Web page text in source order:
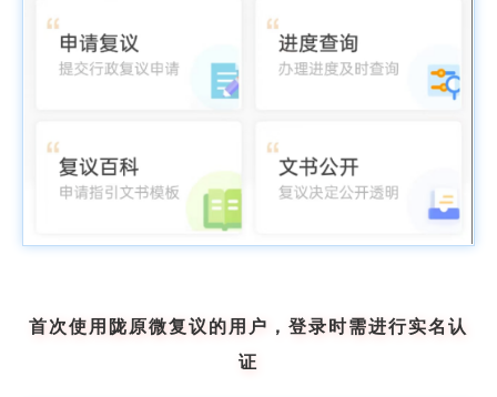
首次使用陇原微复议的用户，登录时需进行实名认
证